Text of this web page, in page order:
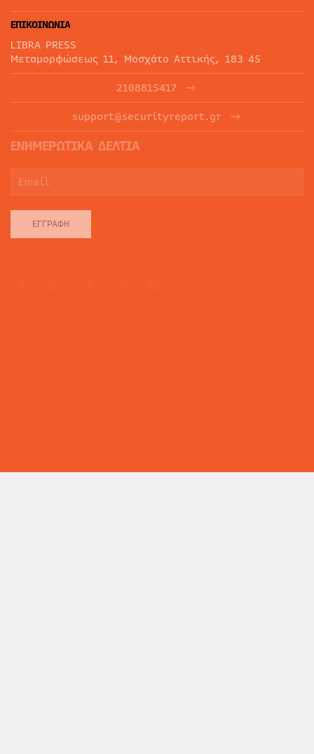
ΕΠΙΚΟΙΝΩΝΙΑ
LIBRA PRESS
Μεταμορφώσεως 11, Μοσχάτο Αττικής, 183 45
2108815417
support@securityreport.gr
ΕΝΗΜΕΡΩΤΙΚΑ ΔΕΛΤΙΑ
ΕΓΓΡΑΦΉ